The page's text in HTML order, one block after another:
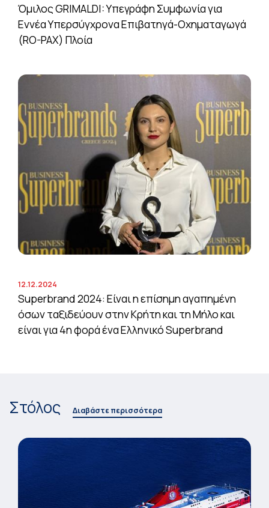
Όμιλος GRIMALDI: Υπεγράφη Συμφωνία για
Εννέα Υπερσύγχρονα Επιβατηγά-Οχηματαγωγά
(RO-PAX) Πλοία
12.12.2024
Superbrand 2024: Είναι η επίσημη αγαπημένη
όσων ταξιδεύουν στην Κρήτη και τη Μήλο και
είναι για 4η φορά ένα Ελληνικό Superbrand
Στόλος Διαβάστε περισσότερα